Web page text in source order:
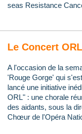
seas Resistance
Le Concert
A l'occasion de la
'Rouge Gorge' qui
lancé une initiative
ORL" : une chorale
des aidants, sous la
Chœur de l'Opéra